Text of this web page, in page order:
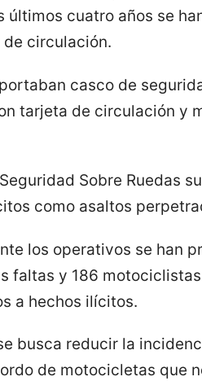
últimos cuatro años se
circulación.
casco de
tarjeta de circulación y
Sobre Ruedas
como asaltos
los operativos se han
faltas y 186
a hechos ilícitos.
busca reducir la
de motocicletas que